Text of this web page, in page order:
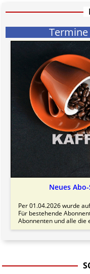
informativen Charakter.
Neues
Per 01.04.2026 wurde
Für bestehende
Abonnenten und alle die